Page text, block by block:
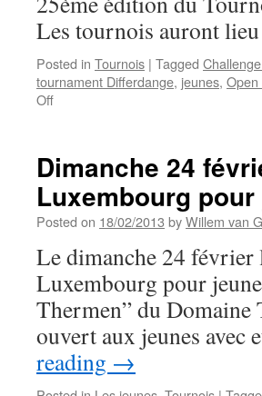
Les tournois auront
Posted in Tournois | Tagged
tournament Differdange, jeunes,
Offon
2013:
Challenge
de
la
de
Differdange
Dimanche 24
Luxembourg
Posted on 18/02/2013 byWillem van
Le dimanche 24
Luxembourg pour
Thermen” du
ouvert aux jeunes avec
reading →